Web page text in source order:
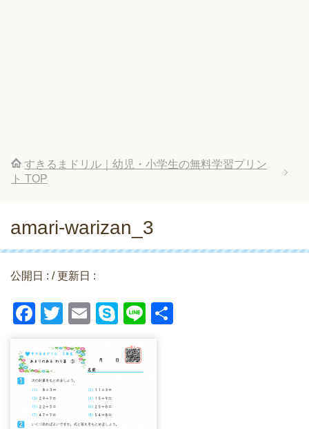
すきるまドリル｜幼児・小学生の無料学習プリン
ト TOP
amari-warizan_3
公開日 : / 更新日 :
F
c
e
b
o
T
tt
er
E
ail
S
p
e
Li